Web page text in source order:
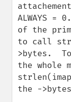
ALWAYS
of the
to call
>bytes.
the whole
the -